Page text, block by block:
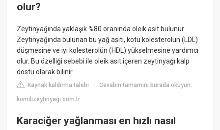
olur?
Zeytinyağında yaklaşık %80 oranında oleik asit bulunur.
Zeytinyağında bulunan bu yağ asiti, kötü kolesterolün (LDL)
düşmesine ve iyi kolesterolün (HDL) yükselmesine yardımcı
olur. Bu özelliği sebebi ile oleik asit içeren zeytinyağı kalp
dostu olarak bilinir.
Kaynak kaldırma talebi |Cevabın tamamını burada okuyun:
komilizeytinyagi.com.tr
Karaciğer yağlanması en hızlı nasıl